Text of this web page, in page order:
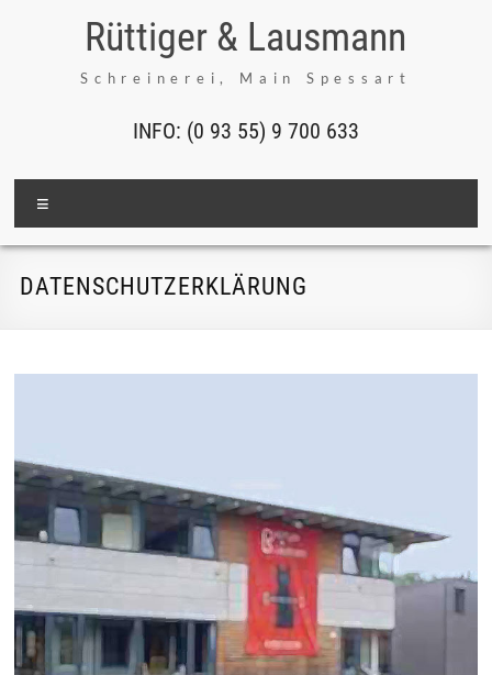
Rüttiger & Lausmann
Schreinerei, Main Spessart
INFO: (0 93 55) 9 700 633
DATENSCHUTZERKLÄRUNG